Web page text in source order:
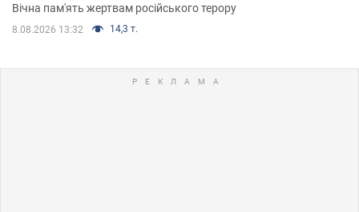
Вічна пам'ять жертвам російського терору
8.08.2026 13:32 14,3 т.